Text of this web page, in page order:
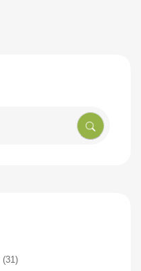
(31)